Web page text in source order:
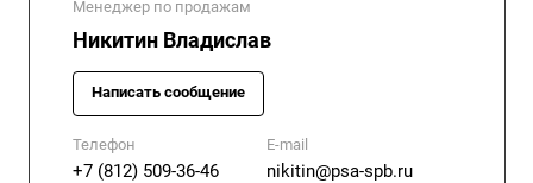
Менеджер по продажам
Никитин Владислав
Написать сообщение
Телефон
+7 (812) 509-36-46
E-mail
nikitin@psa-spb.ru